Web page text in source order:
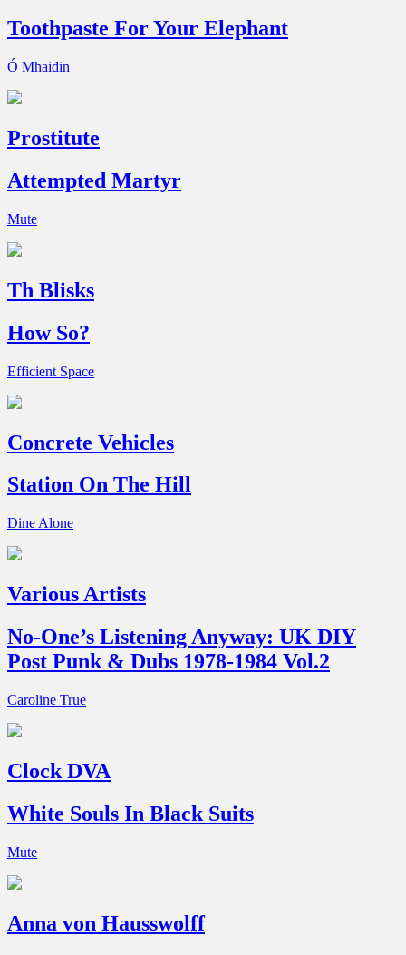
Toothpaste For Your Elephant
Ó Mhaidin
Prostitute
Attempted Martyr
Mute
Th Blisks
How So?
Efficient Space
Concrete Vehicles
Station On The Hill
Dine Alone
Various Artists
No-One’s Listening Anyway: UK DIY
Post Punk & Dubs 1978-1984 Vol.2
Caroline True
Clock DVA
White Souls In Black Suits
Mute
Anna von Hausswolff